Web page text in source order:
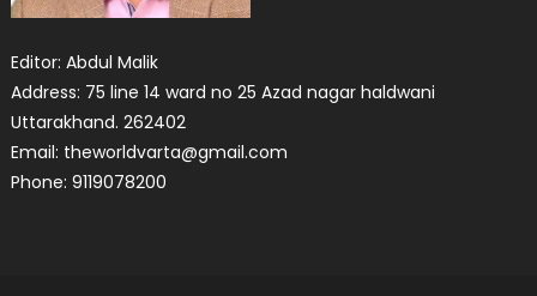
Editor: Abdul Malik
Address: 75 line 14 ward no 25 Azad nagar haldwani
Uttarakhand. 262402
Email: theworldvarta@gmail.com
Phone: 9119078200